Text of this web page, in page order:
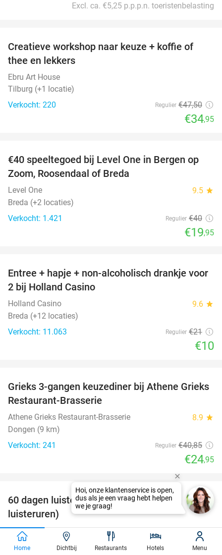
Excl. ca. €5,25 p.p.p.n. toeristenbelasting
26%
Creatieve workshop naar keuze + koffie of
thee en lekkers
Ebru Art House
Tilburg (+1 locatie)
Verkocht: 220
Regulier €47,50
€34,95
50%
€40 speeltegoed bij Level One in Bergen op
Zoom, Roosendaal of Breda
Level One 9.5 star
Breda (+2 locaties)
Verkocht: 1.421
Regulier €40
€19,95
52%
Entree + hapje + non-alcoholisch drankje voor
2 bij Holland Casino
Holland Casino 9.6 star
Breda (+12 locaties)
Verkocht: 11.063
Regulier €21
€10
39%
Grieks 3-gangen keuzediner bij Athene Grieks
Restaurant-Brasserie
Athene Grieks Restaurant-Brasserie 8.9 star
Dongen (9 km)
Verkocht: 241
Regulier €40,85
€24,95
100%
60 dagen luisterboeken en e-books (20
luisteruren)
Nextory
Amsterdam
Home Dichtbij Restaurants Hotels Menu
Hoi, onze klantenservice is open,
dus als je een vraag hebt helpen
we je graag!